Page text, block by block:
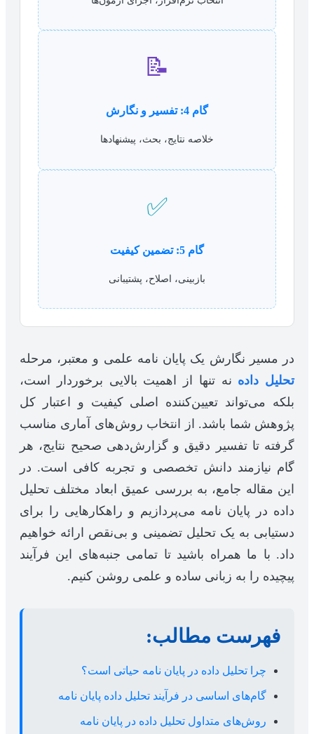
📝
گام 4: تفسیر و نگارش
خلاصه نتایج، بحث، پیشنهادها
✅
گام 5: تضمین کیفیت
بازبینی، اصلاح، پشتیبانی
در مسیر نگارش یک پایان نامه علمی و معتبر، مرحله
تحلیل داده نه تنها از اهمیت بالایی برخوردار است،
بلکه می‌تواند تعیین‌کننده اصلی کیفیت و اعتبار کل
پژوهش شما باشد. از انتخاب روش‌های آماری مناسب
گرفته تا تفسیر دقیق و گزارش‌دهی صحیح نتایج، هر
گام نیازمند دانش تخصصی و تجربه کافی است. در
این مقاله جامع، به بررسی عمیق ابعاد مختلف تحلیل
داده در پایان نامه می‌پردازیم و راهکارهایی را برای
دستیابی به یک تحلیل تضمینی و بی‌نقص ارائه خواهیم
داد. با ما همراه باشید تا تمامی جنبه‌های این فرآیند
پیچیده را به زبانی ساده و علمی روشن کنیم.
فهرست مطالب:
چرا تحلیل داده در پایان نامه حیاتی است؟
گام‌های اساسی در فرآیند تحلیل داده پایان نامه
روش‌های متداول تحلیل داده در پایان نامه